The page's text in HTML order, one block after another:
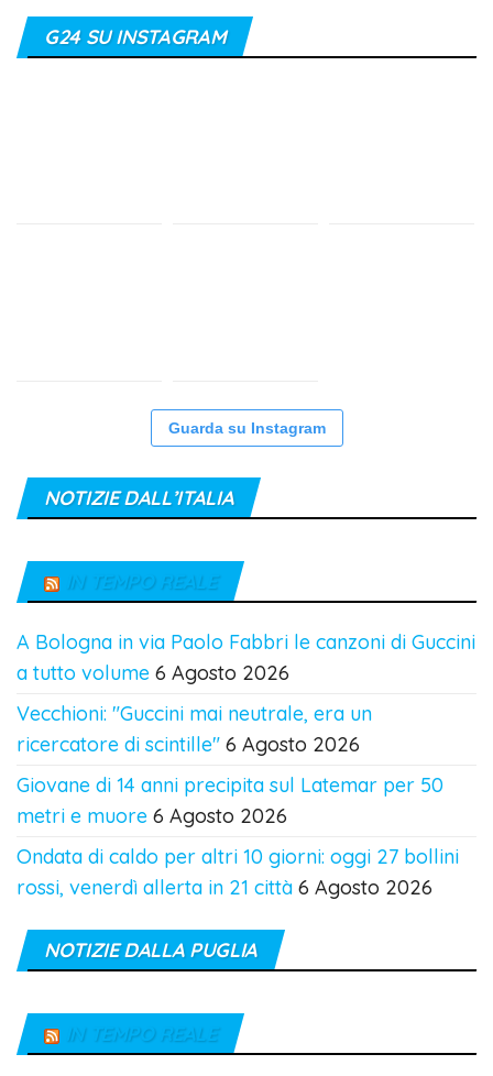
G24 SU INSTAGRAM
Guarda su Instagram
NOTIZIE DALL’ITALIA
IN TEMPO REALE
A Bologna in via Paolo Fabbri le canzoni di Guccini
a tutto volume 6 Agosto 2026
Vecchioni: "Guccini mai neutrale, era un
ricercatore di scintille" 6 Agosto 2026
Giovane di 14 anni precipita sul Latemar per 50
metri e muore 6 Agosto 2026
Ondata di caldo per altri 10 giorni: oggi 27 bollini
rossi, venerdì allerta in 21 città 6 Agosto 2026
NOTIZIE DALLA PUGLIA
IN TEMPO REALE